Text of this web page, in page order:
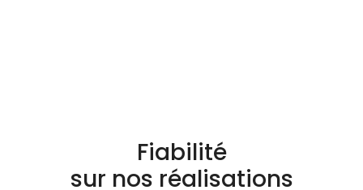
Fiabilité
sur nos réalisations